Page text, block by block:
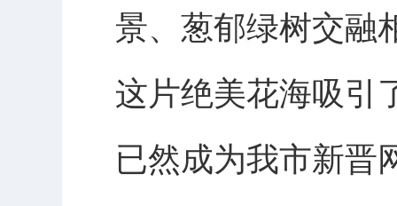
景、葱郁绿树交融
这片绝美花海吸引
已然成为我市新晋